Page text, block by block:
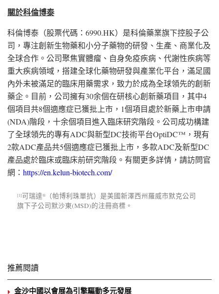
關於科倫博泰
科倫博泰（股票代碼：6990.HK）是科倫藥業旗下控股子公
司，專注創新生物藥和小分子藥物的研發、生產、商業化及
全球合作。公司聚焦實體瘤、自身免疫疾病、代謝性疾病等
重大疾病領域，搭建全球化藥物研發與產業化平台，滿足國
內外未被滿足的臨床用藥需求，致力於成為全球領先的創新
藥企。目前，公司擁有30余個在研核心創新藥項目，其中4
個項目共8個適應症已獲批上市，1個項目處於新藥上市申請
(NDA)階段，十余個項目進入臨床研究階段。公司成功構建
了全球領先的專有ADC與新型DC技術平台OptiDC™，現有
2款ADC產品共5個適應症已獲批上市，多款ADC及新型DC
產品處於臨床或臨床前研究階段。有關更多詳情，請訪問官
網： https://en.kelun-biotech.com/
[1]可瑞達®
（帕博利珠單抗）是美國新澤西州羅威市默克公司
旗下子公司默沙東(MSD)的注冊商標。
推薦閱讀
金沙中國以會展為引擎驅動多元發展